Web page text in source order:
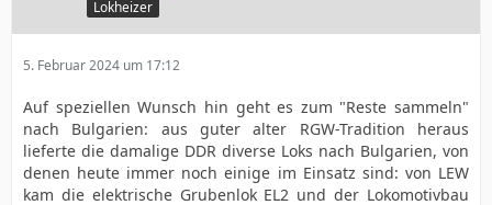
Lokheizer
5. Februar 2024 um 17:12
Auf speziellen Wunsch hin geht es zum "Reste sammeln"
nach Bulgarien: aus guter alter RGW-Tradition heraus
lieferte die damalige DDR diverse Loks nach Bulgarien, von
denen heute immer noch einige im Einsatz sind: von LEW
kam die elektrische Grubenlok EL2 und der Lokomotivbau